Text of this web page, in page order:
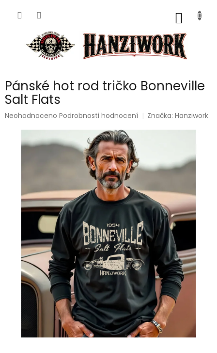
Pánské hot rod tričko Bonneville
Salt Flats
Průměrné
Neohodnoceno Podrobnosti hodnocení Značka:Hanziwork